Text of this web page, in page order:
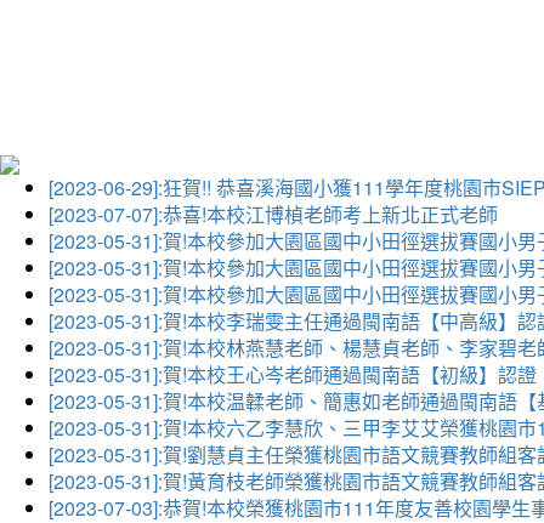
[2023-06-29]:狂賀!! 恭喜溪海國小獲111學年度桃園市
[2023-07-07]:恭喜!本校江博楨老師考上新北正式老師
[2023-05-31]:賀!本校參加大園區國中小田徑選拔賽國小
[2023-05-31]:賀!本校參加大園區國中小田徑選拔賽國小
[2023-05-31]:賀!本校參加大園區國中小田徑選拔賽國小
[2023-05-31]:賀!本校李瑞雯主任通過閩南語【中高級】認
[2023-05-31]:賀!本校林燕慧老師、楊慧貞老師、李家碧
[2023-05-31]:賀!本校王心岑老師通過閩南語【初級】認證
[2023-05-31]:賀!本校温韖老師、簡惠如老師通過閩南語
[2023-05-31]:賀!本校六乙李慧欣、三甲李艾艾榮獲桃園
[2023-05-31]:賀!劉慧貞主任榮獲桃園市語文競賽教師組
[2023-05-31]:賀!黃育枝老師榮獲桃園市語文競賽教師組
[2023-07-03]:恭賀!本校榮獲桃園市111年度友善校園學生